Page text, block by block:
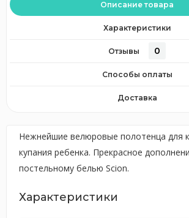
Описание товара
Характеристики
Отзывы 0
Способы оплаты
Доставка
Нежнейшие велюровые полотенца для
купания ребенка. Прекрасное
постельному белью Scion.
Характеристики